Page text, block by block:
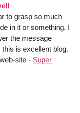
to grasp so much
in it or something. I
the message
is excellent blog.
site - Super